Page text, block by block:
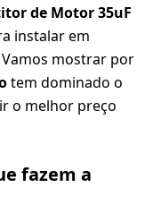
de Motor 35uF
instalar em
mostrar por
tem dominado o
o melhor preço
fazem a